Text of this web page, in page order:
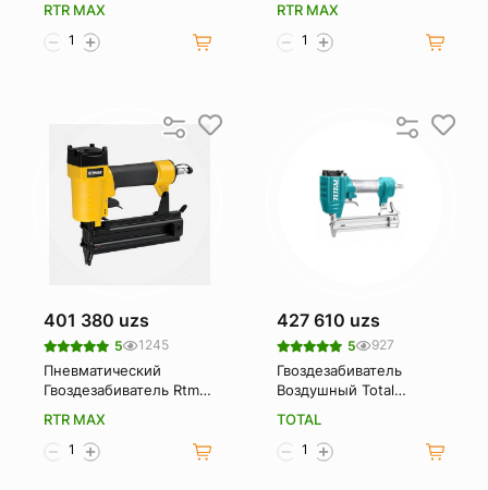
Bar Rtr Max Rother.
RTR MAX
30mm 4-8 Bar Rtr Max
Rother
RTR MAX
401 380 uzs
5 1245
Пневматический
Гвоздезабиватель Rtm-
50mm 4-8 Bar Rtr Max
Rother.
RTR MAX
427 610 uzs
5 927
Гвоздезабиватель
Воздушный Total
TOTAL